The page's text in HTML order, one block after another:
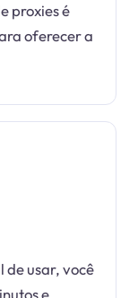
proxies é
oferecer a
de usar, você